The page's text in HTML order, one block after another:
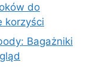
do
korzyści
Bagażniki